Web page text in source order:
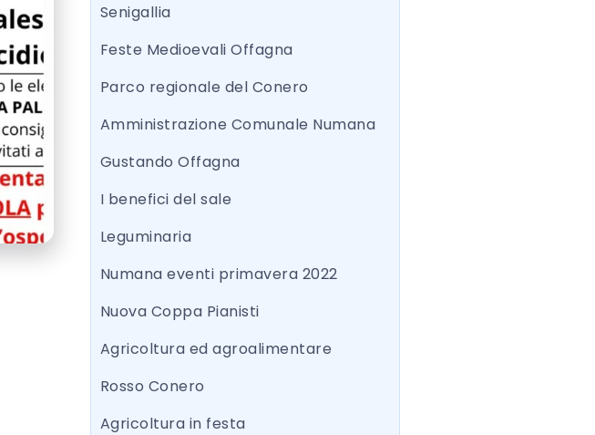
Senigallia
Feste Medioevali Offagna
Parco regionale del Conero
Amministrazione Comunale Numana
Gustando Offagna
I benefici del sale
Leguminaria
Numana eventi primavera 2022
Nuova Coppa Pianisti
Agricoltura ed agroalimentare
Rosso Conero
Agricoltura in festa